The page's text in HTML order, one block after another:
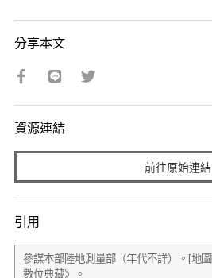
分享本文
資源連結
前往原始連結
引用